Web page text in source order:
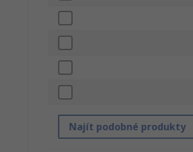
Najít podobné produkty